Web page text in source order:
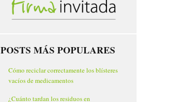
POSTS MÁS POPULARES
Cómo reciclar correctamente los blísteres
vacíos de medicamentos
¿Cuánto tardan los residuos en